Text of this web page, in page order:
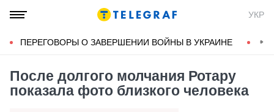
УКР
ПЕРЕГОВОРЫ О ЗАВЕРШЕНИИ ВОЙНЫ В УКРАИНЕ
После долгого молчания Ротару
показала фото близкого человека